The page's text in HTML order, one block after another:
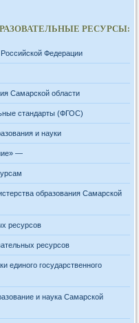
РЕСУРСЫ:
Федерации
Самарской области
стандарты (ФГОС)
и науки
—
образования Самарской
ресурсов
ресурсов
государственного
и наука Самарской